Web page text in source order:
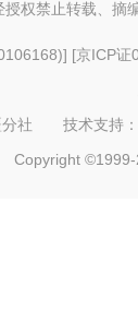
授权禁止转载、摘
] [京ICP证
分社 技术支
Copyright